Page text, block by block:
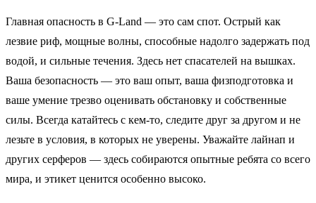
Главная опасность в G-Land — это сам спот. Острый как
лезвие риф, мощные волны, способные надолго задержать под
водой, и сильные течения. Здесь нет спасателей на вышках.
Ваша безопасность — это ваш опыт, ваша физподготовка и
ваше умение трезво оценивать обстановку и собственные
силы. Всегда катайтесь с кем-то, следите друг за другом и не
лезьте в условия, в которых не уверены. Уважайте лайнап и
других серферов — здесь собираются опытные ребята со всего
мира, и этикет ценится особенно высоко.